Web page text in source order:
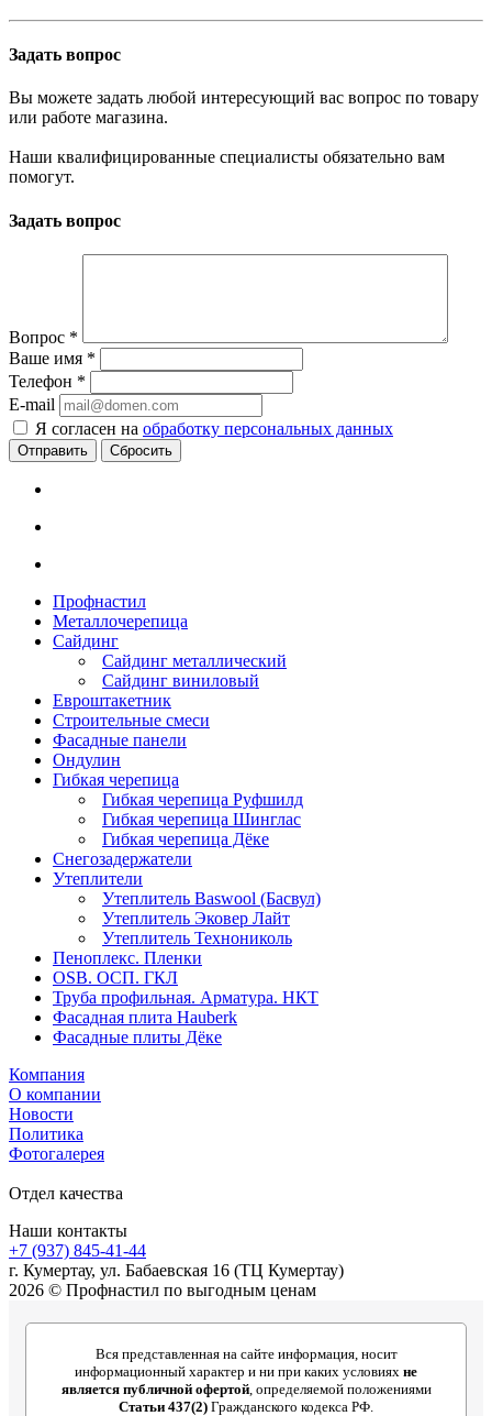
Задать вопрос
Вы можете задать любой интересующий вас вопрос по товару
или работе магазина.
Наши квалифицированные специалисты обязательно вам
помогут.
Задать вопрос
Вопрос *
Ваше имя *
Телефон *
E-mail
Я согласен на обработку персональных данных
Сбросить
Профнастил
Металлочерепица
Сайдинг
Сайдинг металлический
Сайдинг виниловый
Евроштакетник
Строительные смеси
Фасадные панели
Ондулин
Гибкая черепица
Гибкая черепица Руфшилд
Гибкая черепица Шинглас
Гибкая черепица Дёке
Снегозадержатели
Утеплители
Утеплитель Baswool (Басвул)
Утеплитель Эковер Лайт
Утеплитель Технониколь
Пеноплекс. Пленки
OSB. ОСП. ГКЛ
Труба профильная. Арматура. НКТ
Фасадная плита Hauberk
Фасадные плиты Дёке
Компания
О компании
Новости
Политика
Фотогалерея
Отдел качества
Наши контакты
+7 (937) 845-41-44
г. Кумертау, ул. Бабаевская 16 (ТЦ Кумертау)
2026 © Профнастил по выгодным ценам
Вся представленная на сайте информация, носит
информационный характер и ни при каких условиях не
является публичной офертой, определяемой положениями
Статьи 437(2) Гражданского кодекса РФ.